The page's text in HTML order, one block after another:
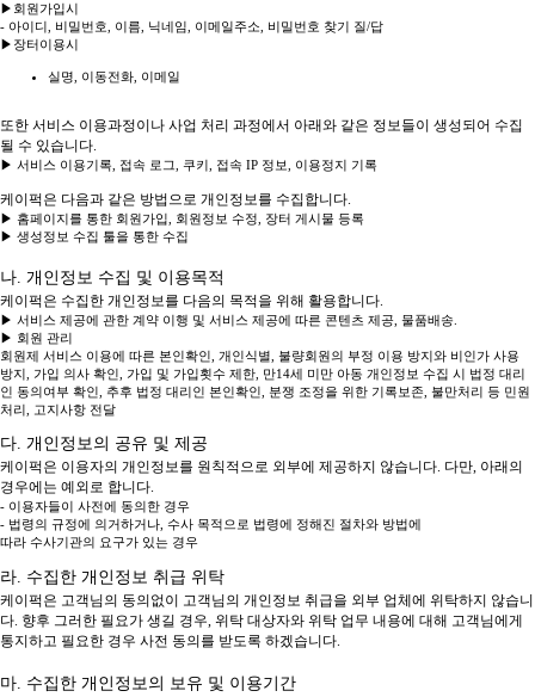
▶회원가입시
- 아이디, 비밀번호, 이름, 닉네임, 이메일주소, 비밀번호 찾기 질/답
▶장터이용시
실명, 이동전화, 이메일
또한 서비스 이용과정이나 사업 처리 과정에서 아래와 같은 정보들이 생성되어 수집
될 수 있습니다.
▶ 서비스 이용기록, 접속 로그, 쿠키, 접속 IP 정보, 이용정지 기록
케이퍽은 다음과 같은 방법으로 개인정보를 수집합니다.
▶ 홈페이지를 통한 회원가입, 회원정보 수정, 장터 게시물 등록
▶ 생성정보 수집 툴을 통한 수집
나. 개인정보 수집 및 이용목적
케이퍽은 수집한 개인정보를 다음의 목적을 위해 활용합니다.
▶ 서비스 제공에 관한 계약 이행 및 서비스 제공에 따른 콘텐츠 제공, 물품배송.
▶ 회원 관리
회원제 서비스 이용에 따른 본인확인, 개인식별, 불량회원의 부정 이용 방지와 비인가 사용
방지, 가입 의사 확인, 가입 및 가입횟수 제한, 만14세 미만 아동 개인정보 수집 시 법정 대리
인 동의여부 확인, 추후 법정 대리인 본인확인, 분쟁 조정을 위한 기록보존, 불만처리 등 민원
처리, 고지사항 전달
다. 개인정보의 공유 및 제공
케이퍽은 이용자의 개인정보를 원칙적으로 외부에 제공하지 않습니다. 다만, 아래의
경우에는 예외로 합니다.
- 이용자들이 사전에 동의한 경우
- 법령의 규정에 의거하거나, 수사 목적으로 법령에 정해진 절차와 방법에
따라 수사기관의 요구가 있는 경우
라. 수집한 개인정보 취급 위탁
케이퍽은 고객님의 동의없이 고객님의 개인정보 취급을 외부 업체에 위탁하지 않습니
다. 향후 그러한 필요가 생길 경우, 위탁 대상자와 위탁 업무 내용에 대해 고객님에게
통지하고 필요한 경우 사전 동의를 받도록 하겠습니다.
마. 수집한 개인정보의 보유 및 이용기간